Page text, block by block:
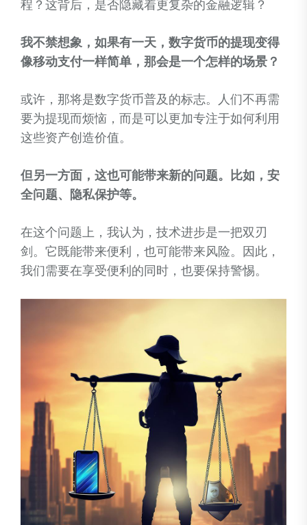
程？这背后，是否隐藏着更复杂的金融逻辑？
我不禁想象，如果有一天，数字货币的提现变得
像移动支付一样简单，那会是一个怎样的场景？
或许，那将是数字货币普及的标志。人们不再需
要为提现而烦恼，而是可以更加专注于如何利用
这些资产创造价值。
但另一方面，这也可能带来新的问题。比如，安
全问题、隐私保护等。
在这个问题上，我认为，技术进步是一把双刃
剑。它既能带来便利，也可能带来风险。因此，
我们需要在享受便利的同时，也要保持警惕。